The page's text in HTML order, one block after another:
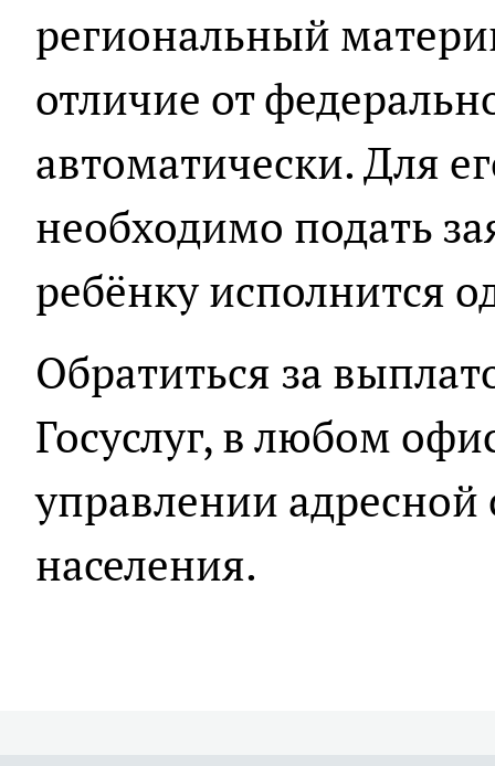
региональный
отличие от
автоматически. Для
необходимо подать
ребёнку исполнится
Обратиться за
Госуслуг, в любом
управлении
населения.